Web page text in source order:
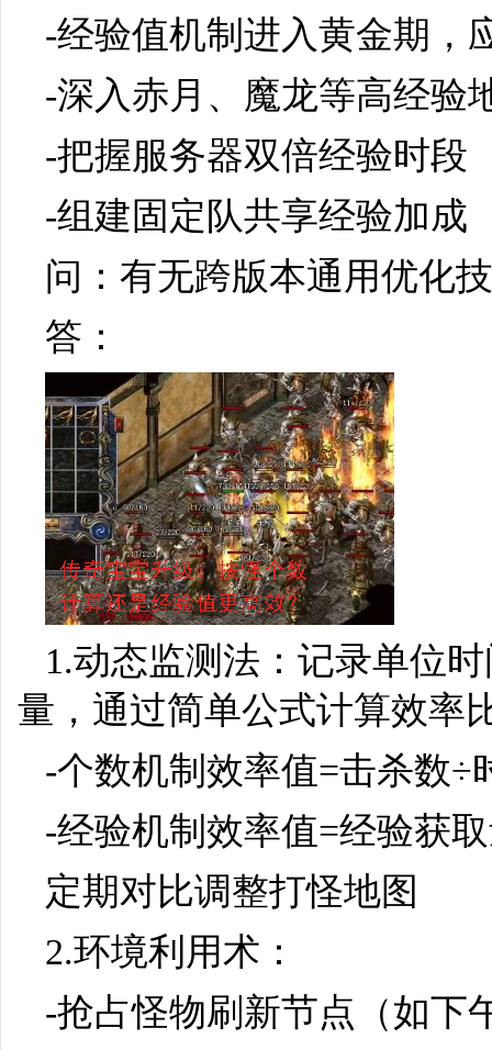
-经验值机制进入黄金期，
-深入赤月、魔龙等高经验
-把握服务器双倍经验时段
-组建固定队共享经验加成
问：有无跨版本通用优化
答：
1.动态监测法：记录单位
量，通过简单公式计算效率
-个数机制效率值=击杀数÷
-经验机制效率值=经验获
定期对比调整打怪地图
2.环境利用术：
-抢占怪物刷新节点（如下